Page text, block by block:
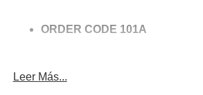
ORDER CODE 101A
Leer Más...